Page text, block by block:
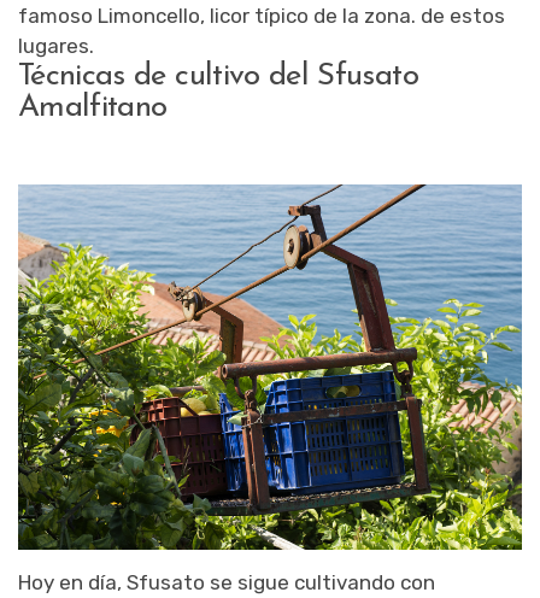
famoso Limoncello, licor típico de la zona. de estos
lugares.
Técnicas de cultivo del Sfusato
Amalfitano
Hoy en día, Sfusato se sigue cultivando con